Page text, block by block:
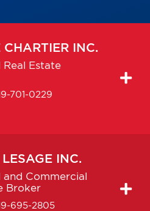
CHARTIER INC.
Real Estate
701-0229
LESAGE INC.
and Commercial
Broker
695-2805